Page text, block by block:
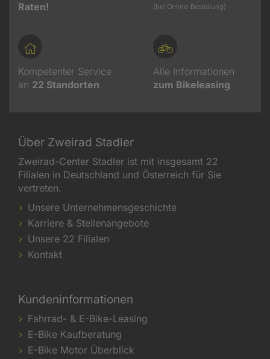
Raten!
(bei Online-Bestellung)
Kompetenter Service
an 22 Standorten
Alle Informationen
zum Bikeleasing
Über Zweirad Stadler
Zweirad-Center Stadler ist mit insgesamt 22
Filialen in Deutschland und Österreich für Sie
vertreten.
Unsere Unternehmensgeschichte
Karriere & Stellenangebote
Unsere 22 Filialen
Kontakt
Kundeninformationen
Fahrrad- & E-Bike-Leasing
E-Bike Kaufberatung
E-Bike Motor Überblick